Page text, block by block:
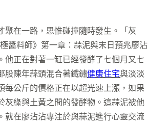
在一路，思惟碰撞隨時發生。「灰
醬料師》第一章：蒜泥與末日預兆廖沾
正在對著一缸已經發酵了七個月又七
股陳年蒜頭混合著鐵鏽健康住宅與淡淡
公斤的價格正在以超光速上漲，如果
灰綠與土黃之間的發酵物。這蒜泥被他
在廖沾沾專注於與蒜泥進行心靈交流